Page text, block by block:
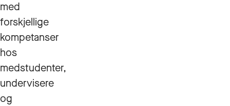
med
forskjellige
kompetanser
hos
medstudenter,
undervisere
og